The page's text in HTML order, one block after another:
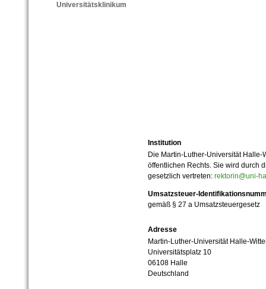
Universitätsklinikum
Institution
Die Martin-Luther-Universität
öffentlichen Rechts. Sie wird durch
gesetzlich vertreten: rektorin@uni-
Umsatzsteuer-
gemäß § 27 a Umsatzsteuergesetz
Adresse
Martin-Luther-Universität Halle-
Universitätsplatz 10
06108 Halle
Deutschland